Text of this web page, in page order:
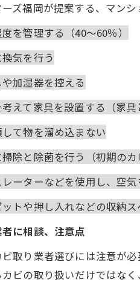
ズ福岡が提案する、マン
を管理する（40～60％）
気を行う
や加湿器を控える
考えて家具を設置する（家
して物を溜め込まない
掃除と除菌を行う（初期の
レーターなどを使用し、空
ットや押し入れなどの収納
に相談、注意点
取り業者選びには注意が
ビの取り扱いだけではな